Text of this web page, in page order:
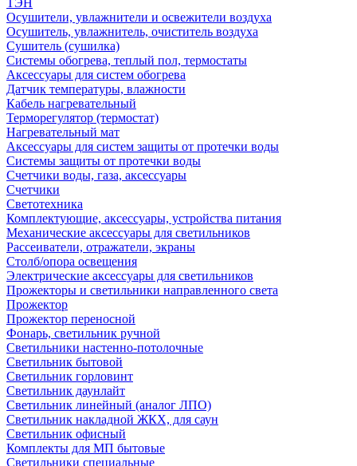
ТЭН
Осушители, увлажнители и освежители воздуха
Осушитель, увлажнитель, очиститель воздуха
Сушитель (сушилка)
Системы обогрева, теплый пол, термостаты
Аксессуары для систем обогрева
Датчик температуры, влажности
Кабель нагревательный
Терморегулятор (термостат)
Нагревательный мат
Аксессуары для систем защиты от протечки воды
Системы защиты от протечки воды
Счетчики воды, газа, аксессуары
Счетчики
Светотехника
Комплектующие, аксессуары, устройства питания
Механические аксессуары для светильников
Рассеиватели, отражатели, экраны
Столб/опора освещения
Электрические аксессуары для светильников
Прожекторы и светильники направленного света
Прожектор
Прожектор переносной
Фонарь, светильник ручной
Светильники настенно-потолочные
Светильник бытовой
Светильник горловинт
Светильник даунлайт
Светильник линейный (аналог ЛПО)
Светильник накладной ЖКХ, для саун
Светильник офисный
Комплекты для МП бытовые
Светильники специальные